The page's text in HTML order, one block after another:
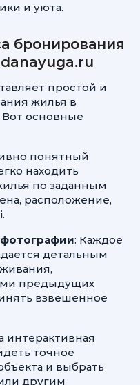
и уюта.
бронирования
простой и
жилья в
основные
понятный
находить
по заданным
расположение,
: Каждое
детальным
предыдущих
взвешенное
интерактивная
точное
и выбрать
другим